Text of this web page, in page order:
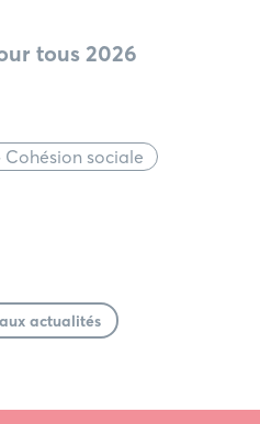
tous 2026
sociale
actualités